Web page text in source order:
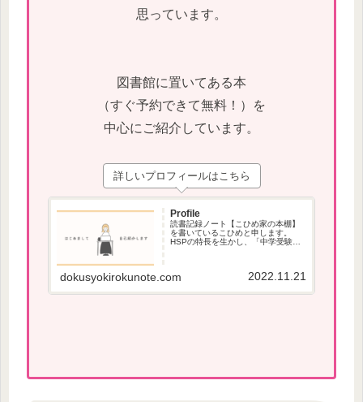
思っています。
図書館に置いてある本
（すぐ予約できて無料！）を
中心にご紹介しています。
詳しいプロフィールはこちら
Profile
読書記録ノート【こひめ家の本棚】
を書いているこひめと申します。
HSPの特長を生かし、「中学受験」
dokusyokirokunote.com 2022.11.21